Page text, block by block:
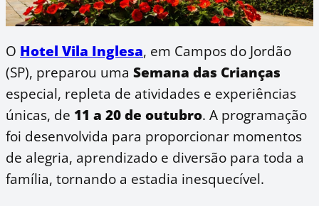
O Hotel Vila Inglesa, em Campos do Jordão
(SP), preparou uma Semana das Crianças
especial, repleta de atividades e experiências
únicas, de 11 a 20 de outubro. A programação
foi desenvolvida para proporcionar momentos
de alegria, aprendizado e diversão para toda a
família, tornando a estadia inesquecível.